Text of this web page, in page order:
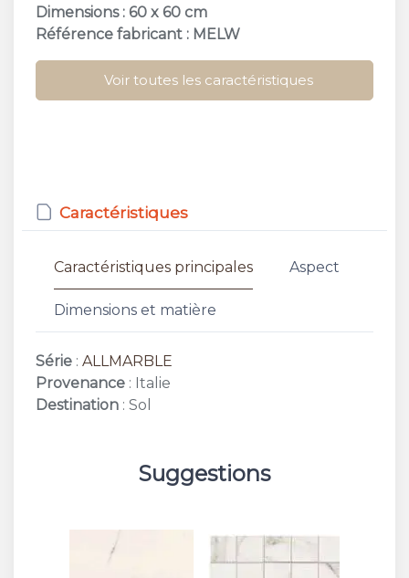
Dimensions : 60 x 60 cm
Référence fabricant : MELW
Voir toutes les caractéristiques
Caractéristiques
Caractéristiques principales Aspect
Dimensions et matière
Série : ALLMARBLE
Provenance : Italie
Destination : Sol
Suggestions